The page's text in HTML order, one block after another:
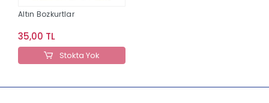
Altın Bozkurtlar
35,00 TL
Stokta Yok